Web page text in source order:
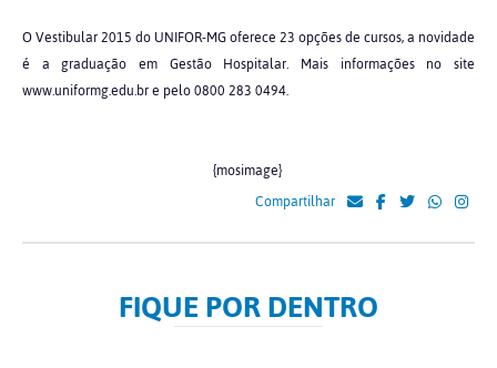
O Vestibular 2015 do UNIFOR-MG oferece 23 opções de cursos, a novidade
é a graduação em Gestão Hospitalar. Mais informações no site
www.uniformg.edu.br e pelo 0800 283 0494.
{mosimage}
Compartilhar
FIQUE POR DENTRO